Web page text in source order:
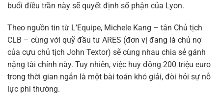
buổi điều trần này sẽ quyết định số phận của Lyon.
Theo nguồn tin từ L’Equipe, Michele Kang – tân Chủ tịch
CLB – cùng với quỹ đầu tư ARES (đơn vị đang là chủ nợ
của cựu chủ tịch John Textor) sẽ cùng nhau chia sẻ gánh
nặng tài chính này. Tuy nhiên, việc huy động 200 triệu euro
trong thời gian ngắn là một bài toán khó giải, đòi hỏi sự nỗ
lực phi thường.